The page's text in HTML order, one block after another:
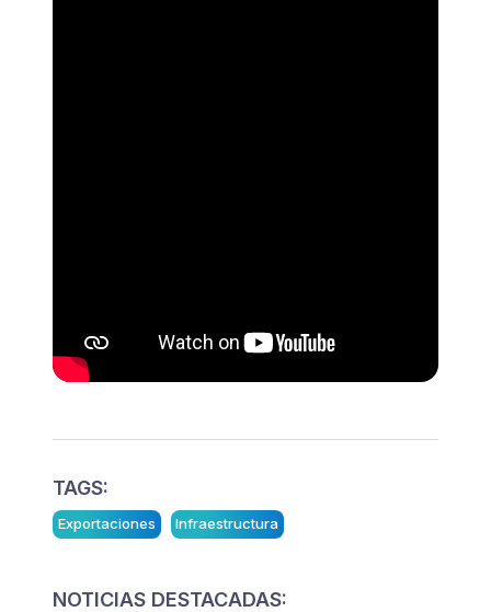
TAGS:
Exportaciones Infraestructura
NOTICIAS DESTACADAS: